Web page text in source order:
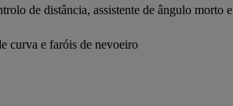
de distância, assistente de ângulo morto e
curva e faróis de nevoeiro